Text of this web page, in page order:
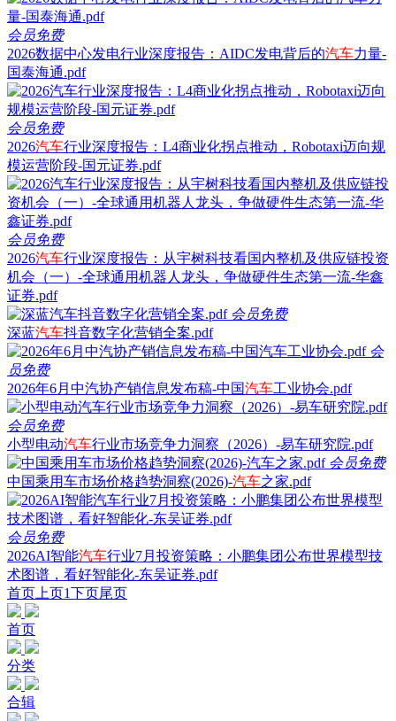
会员免费
2026数据中心发电行业深度报告：AIDC发电背后的汽车力量-
国泰海通.pdf
会员免费
2026汽车行业深度报告：L4商业化拐点推动，Robotaxi迈向规
模运营阶段-国元证券.pdf
会员免费
2026汽车行业深度报告：从宇树科技看国内整机及供应链投资
机会（一）-全球通用机器人龙头，争做硬件生态第一流-华鑫
证券.pdf
会员免费
深蓝汽车抖音数字化营销全案.pdf
会
员免费
2026年6月中汽协产销信息发布稿-中国汽车工业协会.pdf
会员免费
小型电动汽车行业市场竞争力洞察（2026）-易车研究院.pdf
会员免费
中国乘用车市场价格趋势洞察(2026)-汽车之家.pdf
会员免费
2026AI智能汽车行业7月投资策略：小鹏集团公布世界模型技
术图谱，看好智能化-东吴证券.pdf
首页 上页1下页尾页
首页
分类
合辑